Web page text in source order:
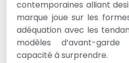
contemporaines alliant
marque joue sur les
adéquation avec les
modèles d’avant-
capacité à surprendre.